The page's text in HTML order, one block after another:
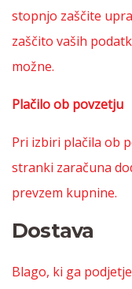
stopnjo zaščite
zaščito vaših
možne.
Plačilo ob povzetju
Pri izbiri plačila ob
stranki zaračuna
prevzem kupnine.
Dostava
Blago, ki ga